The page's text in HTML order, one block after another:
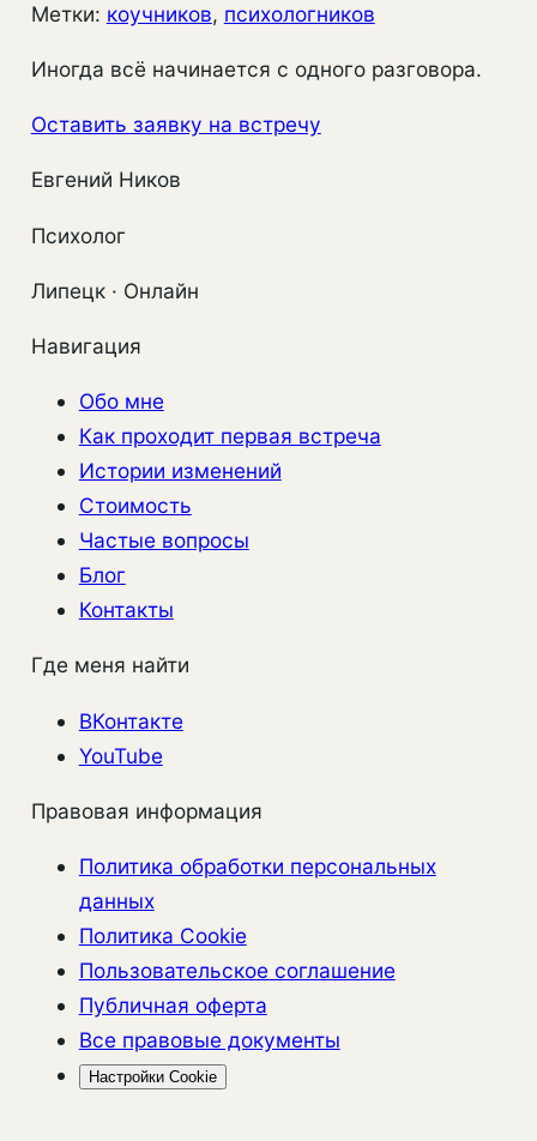
Метки: коучников, психологников
Иногда всё начинается с одного разговора.
Оставить заявку на встречу
Евгений Ников
Психолог
Липецк · Онлайн
Навигация
Обо мне
Как проходит первая встреча
Истории изменений
Стоимость
Частые вопросы
Блог
Контакты
Где меня найти
ВКонтакте
YouTube
Правовая информация
Политика обработки персональных
данных
Политика Cookie
Пользовательское соглашение
Публичная оферта
Все правовые документы
Настройки Cookie